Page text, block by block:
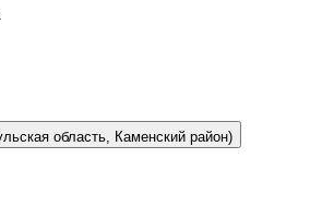
область, Каменский район)